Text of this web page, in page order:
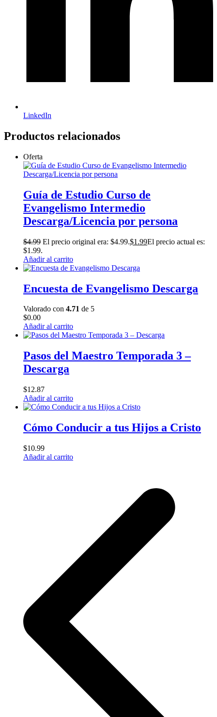
LinkedIn
Productos relacionados
Oferta
Guía de Estudio Curso de
Evangelismo Intermedio
Descarga/Licencia por persona
$4.99 El precio original era: $4.99.$1.99El precio actual es:
$1.99.
Añadir al carrito
Encuesta de Evangelismo Descarga
Valorado con 4.71 de 5
$0.00
Añadir al carrito
Pasos del Maestro Temporada 3 –
Descarga
$12.87
Añadir al carrito
Cómo Conducir a tus Hijos a Cristo
$10.99
Añadir al carrito